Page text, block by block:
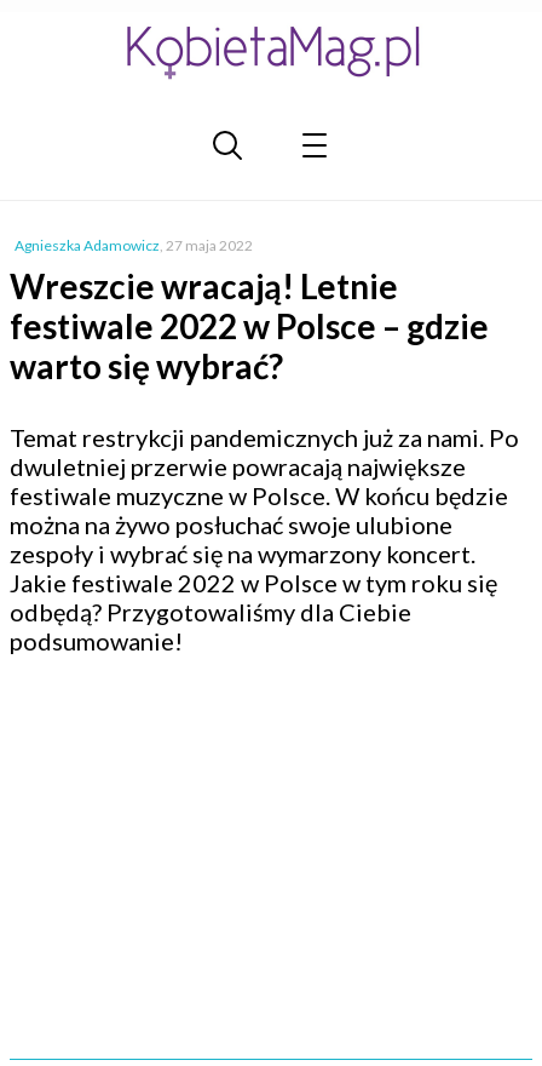
Agnieszka Adamowicz, 27 maja 2022
Wreszcie wracają! Letnie
festiwale 2022 w Polsce – gdzie
warto się wybrać?
Temat restrykcji pandemicznych już za nami. Po
dwuletniej przerwie powracają największe
festiwale muzyczne w Polsce. W końcu będzie
można na żywo posłuchać swoje ulubione
zespoły i wybrać się na wymarzony koncert.
Jakie festiwale 2022 w Polsce w tym roku się
odbędą? Przygotowaliśmy dla Ciebie
podsumowanie!